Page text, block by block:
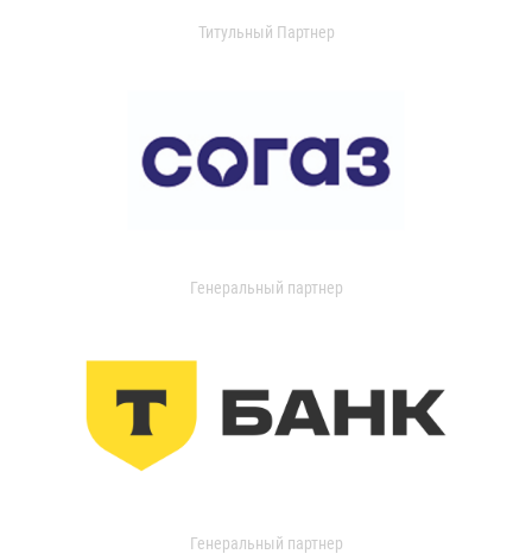
Титульный Партнер
Генеральный партнер
Генеральный партнер